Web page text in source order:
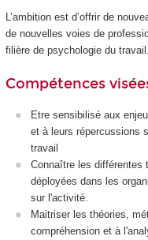
L’ambition est d’offrir de
de nouvelles voies de
filière de psychologie du travail.
Compétences
Etre sensibilisé aux
et à leurs répercussions
travail
Connaître les différentes
déployées dans les
sur l'activité.
Maitriser les théories,
compréhension et à